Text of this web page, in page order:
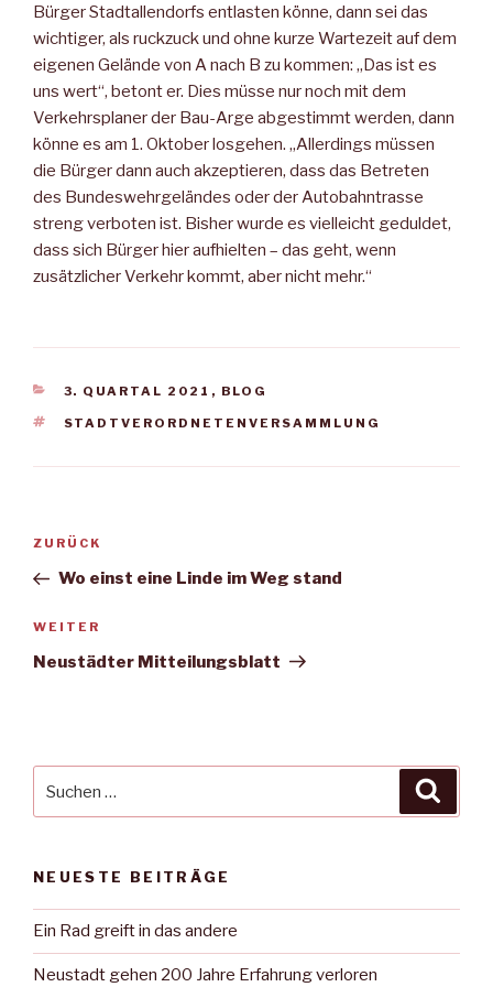
Bürger Stadtallendorfs entlasten könne, dann sei das
wichtiger, als ruckzuck und ohne kurze Wartezeit auf dem
eigenen Gelände von A nach B zu kommen: „Das ist es
uns wert“, betont er. Dies müsse nur noch mit dem
Verkehrsplaner der Bau-Arge abgestimmt werden, dann
könne es am 1. Oktober losgehen. „Allerdings müssen
die Bürger dann auch akzeptieren, dass das Betreten
des Bundeswehrgeländes oder der Autobahntrasse
streng verboten ist. Bisher wurde es vielleicht geduldet,
dass sich Bürger hier aufhielten – das geht, wenn
zusätzlicher Verkehr kommt, aber nicht mehr.“
KATEGORIEN
3. QUARTAL 2021 , BLOG
SCHLAGWÖRTER
STADTVERORDNETENVERSAMMLUNG
Beitragsnavigation
Vorheriger
Beitrag
ZURÜCK
Wo einst eine Linde im Weg stand
Nächster
Beitrag
WEITER
Neustädter Mitteilungsblatt
nach:
NEUESTE BEITRÄGE
Ein Rad greift in das andere
Neustadt gehen 200 Jahre Erfahrung verloren